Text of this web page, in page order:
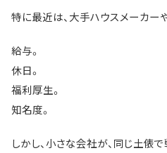
特に最近は、大手ハウスメーカー
給与。
休日。
福利厚生。
知名度。
しかし、小さな会社が、同じ土俵で